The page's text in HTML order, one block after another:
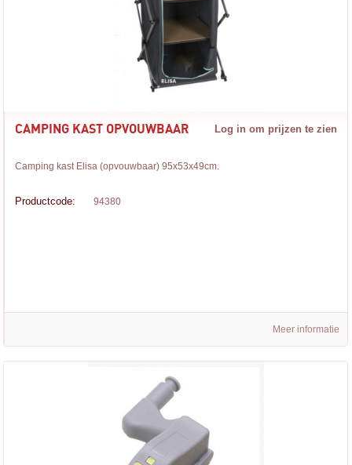
CAMPING KAST OPVOUWBAAR Log in om prijzen te zien
Camping kast Elisa (opvouwbaar) 95x53x49cm.
Productcode: 94380
Meer informatie